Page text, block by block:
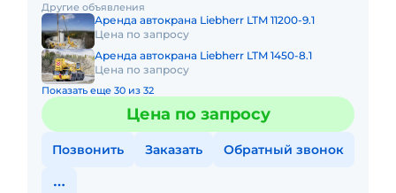
маневренностью и проходимостью по бе
Другие объявления
Аренда автокрана Liebherr LTM 11200-9.1
Цена по запросу
Аренда автокрана Liebherr LTM 1450-8.1
Цена по запросу
Показать еще 30 из 32
Цена по запросу
Позвонить Заказать Обратный звонок